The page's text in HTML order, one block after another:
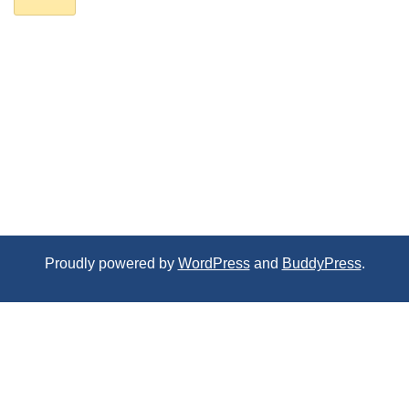
Proudly powered by WordPressand BuddyPress.